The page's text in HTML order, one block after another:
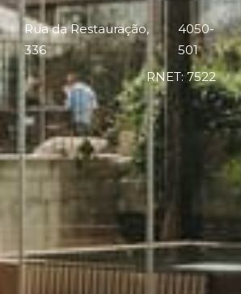
Rua da Restauração,
336
4050-
501
RNET: 7522